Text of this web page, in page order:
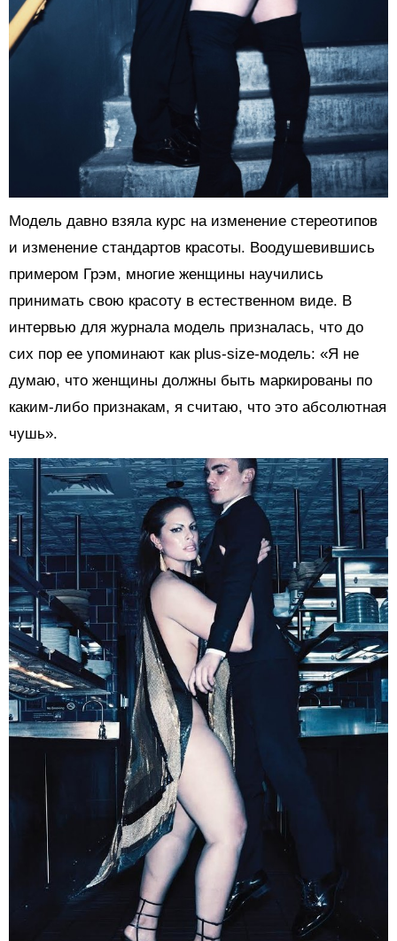
Модель давно взяла курс на изменение стереотипов
и изменение стандартов красоты. Воодушевившись
примером Грэм, многие женщины научились
принимать свою красоту в естественном виде. В
интервью для журнала модель призналась, что до
сих пор ее упоминают как plus-size-модель: «Я не
думаю, что женщины должны быть маркированы по
каким-либо признакам, я считаю, что это абсолютная
чушь».